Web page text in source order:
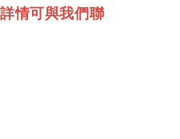
情可與我們聯